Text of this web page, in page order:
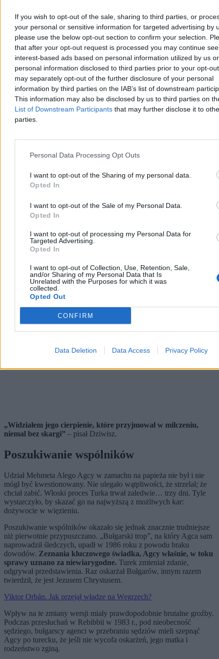
If you wish to opt-out of the sale, sharing to third parties, or
your personal or sensitive information for targeted advertising by
please use the below opt-out section to confirm your selection.
that after your opt-out request is processed you may continue
interest-based ads based on personal information utilized by us or
personal information disclosed to third parties prior to your opt-
may separately opt-out of the further disclosure of your personal
information by third parties on the IAB’s list of downstream
This information may also be disclosed by us to third parties on
List of Downstream Participants that may further disclose it to
parties.
Personal Data Processing Opt Outs
I want to opt-out of the Sharing of my personal data.
Opted In
I want to opt-out of the Sale of my Personal Data.
Opted In
I want to opt-out of processing my Personal Data for
Targeted Advertising.
Opted In
I want to opt-out of Collection, Use, Retention, Sale,
and/or Sharing of my Personal Data that Is
Unrelated with the Purposes for which it was
collected.
Opted Out
CONFIRM
Data Deletion Data Access Privacy Policy
północ od Rzymu, nierówną walkę z nowotworem trzustki toczył
mentor i przyjaciel Wojtyły, kardynał Stefan Wyszyński. Zmarł 28
maja, gdy papież był jeszcze w szpitalu.
Mało kto wie, że tuż po pierwszym wypisie,Jan Paweł II niedługo
później znów otarł się o śmierć
. Przetaczana krew, podawana w
pośpiechu i w ogromnych ilościach (papież stracił blisko trzy
czwarte zasobów ustrojowych), była zakażona groźnym wirusem
cytomegalii. Infekcja okazała się na tyle groźna, że konieczny był
powrót do szpitala i drugi zabieg. Również, szczęśliwie, udany.
Reklama
Reklama
„Widziałem jego cierpienie, które przyjmował w milczeniu,
niemal bez skargi” – pisał Dziwisz.
Poszukiwanie wspólników
Udział Mehmeta Alego Agcy w zamachu na papieża nie był i nie
mógł być kwestionowany. Nie ulegało wątpliwości, że strzelał; że
chciał zabić. Włoski proces Turka trwał zaledwie… trzy dni. Tyle
wystarczyło, by skazać go na najwyższą z możliwych kar:
dożywocie w więzieniu.
Poszukiwanie wspólników okazało się jednak znacznie trudniejsze
niż pierwotnie przypuszczano. „Bułgarski trop”, na który Agca sam
naprowadził śledczych, upadł w 1986 roku z powodu braku
dowodów. Zeznania kluczowego świadka, Agcy właśnie, w toku
sprawy uznano za niewiarygodne. Turek zmieniał zdanie,
odgrywał przedstawienia. Raz oskarżał Bułgarów, innym razem
twierdził, że jest Jezusem Chrystusem.
Viktor Orbán. Jak przejął władzę na Węgrzech?
Wpływ na te zmiany wersji miały prawdopodobnie brutalne groźby.
Podczas przesłuchań w Rebibbii w 1983 r., pod nieobecność
sędziego, bułgarscy agenci w przebraniu sędziów mieli szepnąć
Agcy po turecku, że jeśli nie wycofa oskarżeń, jego matka i
rodzeństwo zginą.